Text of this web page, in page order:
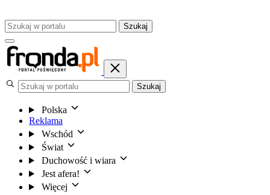
Szukaj
Szukaj
Polska
Reklama
Wschód
Świat
Duchowość i wiara
Jest afera!
Więcej